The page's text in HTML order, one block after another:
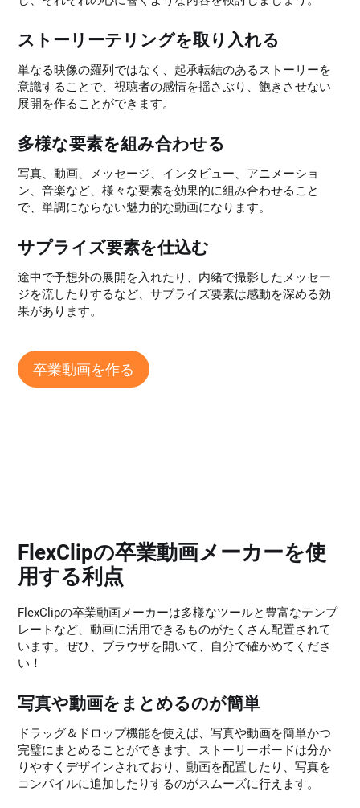
ストーリーテリングを取り入れる
単なる映像の羅列ではなく、起承転結のあるストーリーを
意識することで、視聴者の感情を揺さぶり、飽きさせない
展開を作ることができます。
多様な要素を組み合わせる
写真、動画、メッセージ、インタビュー、アニメーショ
ン、音楽など、様々な要素を効果的に組み合わせること
で、単調にならない魅力的な動画になります。
サプライズ要素を仕込む
途中で予想外の展開を入れたり、内緒で撮影したメッセー
ジを流したりするなど、サプライズ要素は感動を深める効
果があります。
卒業動画を作る
FlexClipの卒業動画メーカーを使
用する利点
FlexClipの卒業動画メーカーは多様なツールと豊富なテンプ
レートなど、動画に活用できるものがたくさん配置されて
います。ぜひ、ブラウザを開いて、自分で確かめてくださ
い！
写真や動画をまとめるのが簡単
ドラッグ＆ドロップ機能を使えば、写真や動画を簡単かつ
完璧にまとめることができます。ストーリーボードは分か
りやすくデザインされており、動画を配置したり、写真を
コンパイルに追加したりするのがスムーズに行えます。